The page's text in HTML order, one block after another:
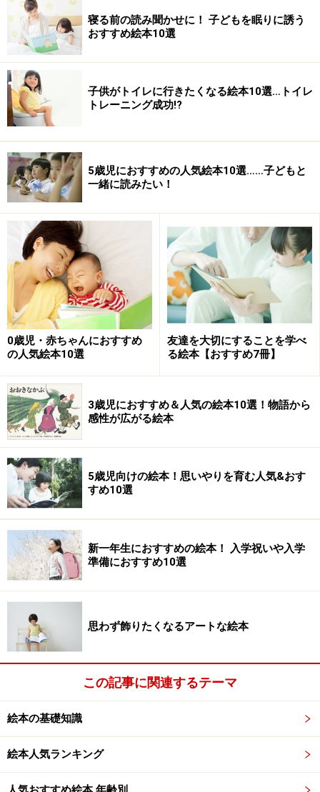
2歳児におすすめの絵本8：『おはよう』
2歳児におすすめの絵本9：『はけたよはけたよ』
2歳児におすすめの絵本10：『おやすみ、はたらく
くるまたち』
2歳児におすすめの絵本1：『ちびゴリラの
ちびちび』
何度も何度も登場する「だいすき」の言葉。家族や森の
仲間たちのたくさんの「だいすき」の気持ちに包まれ
て、ちびゴリラのちびちびがすくすくと育っていきま
す。自立心が急激に成長するけれどまだまだできないこ
ともたくさんある2歳の時期は、多くの子がいわゆる第
一次反抗期に突入。親子の感情がぶつかることも少なく
ないと思います。葛藤する小さな子に「だいすき」の気
なくなって体はすっかり大きくなっても、みんなに愛さ
れ続けるちびちび。子どもも大人も、読んでいてとても
嬉しくなります。子どもの育ちや子育てをする人たちを
応援してくれるような絵本です。
「だいすき」に包まれて育つ『ちびゴリラ
のちびちび』
【書籍データ】
作・絵： ルース・ボーンスタイン
訳： 岩田 みみ
寝る前の読み聞かせに！ 子どもを眠りに誘う
おすすめ絵本10選
子供がトイレに行きたくなる絵本10選…トイレ
トレーニング成功!?
5歳児におすすめの人気絵本10選……子どもと
一緒に読みたい！
0歳児・赤ちゃんにおすすめ
の人気絵本10選
友達を大切にすることを学べ
る絵本【おすすめ7冊】
3歳児におすすめ＆人気の絵本10選！物語から
感性が広がる絵本
5歳児向けの絵本！思いやりを育む人気&おす
すめ10選
新一年生におすすめの絵本！ 入学祝いや入学
準備におすすめ10選
思わず飾りたくなるアートな絵本
この記事に関連するテーマ
絵本の基礎知識
絵本人気ランキング